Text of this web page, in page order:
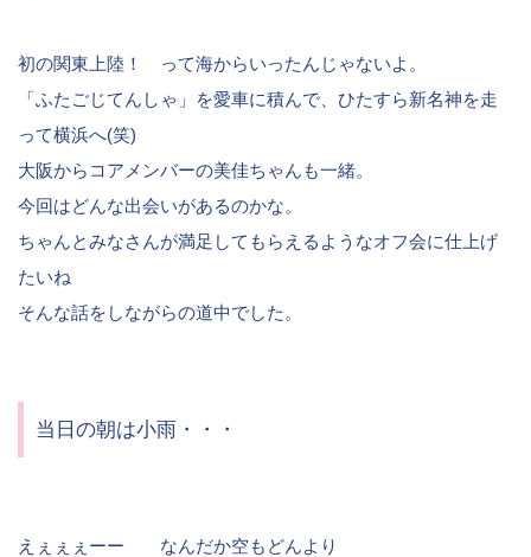
初の関東上陸！ って海からいったんじゃないよ。
「ふたごじてんしゃ」を愛車に積んで、ひたすら新名神を走
って横浜へ(笑)
大阪からコアメンバーの美佳ちゃんも一緒。
今回はどんな出会いがあるのかな。
ちゃんとみなさんが満足してもらえるようなオフ会に仕上げ
たいね
そんな話をしながらの道中でした。
当日の朝は小雨・・・
えぇぇぇーー なんだか空もどんより